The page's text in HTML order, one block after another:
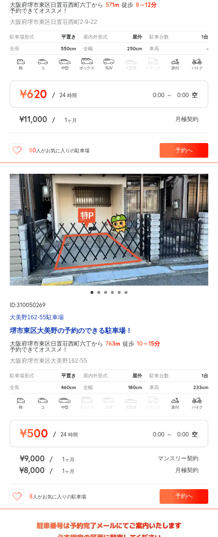
大阪府堺市東区日置荘西町六丁から 571m 徒歩 8～12分
予約できてオススメ！
大阪府堺市東区日置荘西町2-9-22
駐車場形式 平置き 屋内外形式 屋外 駐車台数 1台
全長 550cm 全幅 250cm 車高 -
軽 コ 中型 ボックス SUV 大型車 トラック 原付 バイク
¥620 / 24 時間 0:00 ～ 0:00 空
¥11,000 / 1ヶ月 月極契約
60人がお気に入りの駐車場 予約へ
ID:310050269
大美野162-55駐車場
堺市東区大美野の予約のできる駐車場！
大阪府堺市東区日置荘西町六丁から 763m 徒歩 10～15分
予約できてオススメ！
大阪府堺市東区大美野162-55
駐車場形式 平置き 屋内外形式 屋外 駐車台数 1台
全長 460cm 全幅 180cm 車高 233cm
軽 コ 中型 ボックス SUV 大型車 トラック 原付 バイク
¥500 / 24 時間 0:00 ～ 0:00 空
¥9,000 / 1ヶ月 マンスリー契約
¥8,000 / 1ヶ月 月極契約
8 人がお気に入りの駐車場 予約へ